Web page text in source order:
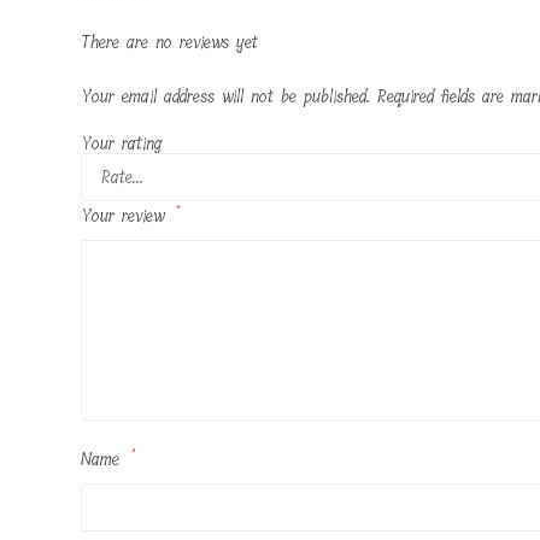
There are no reviews yet
Your email address will not be published. Required fields are
Your rating
Your review *
Name *